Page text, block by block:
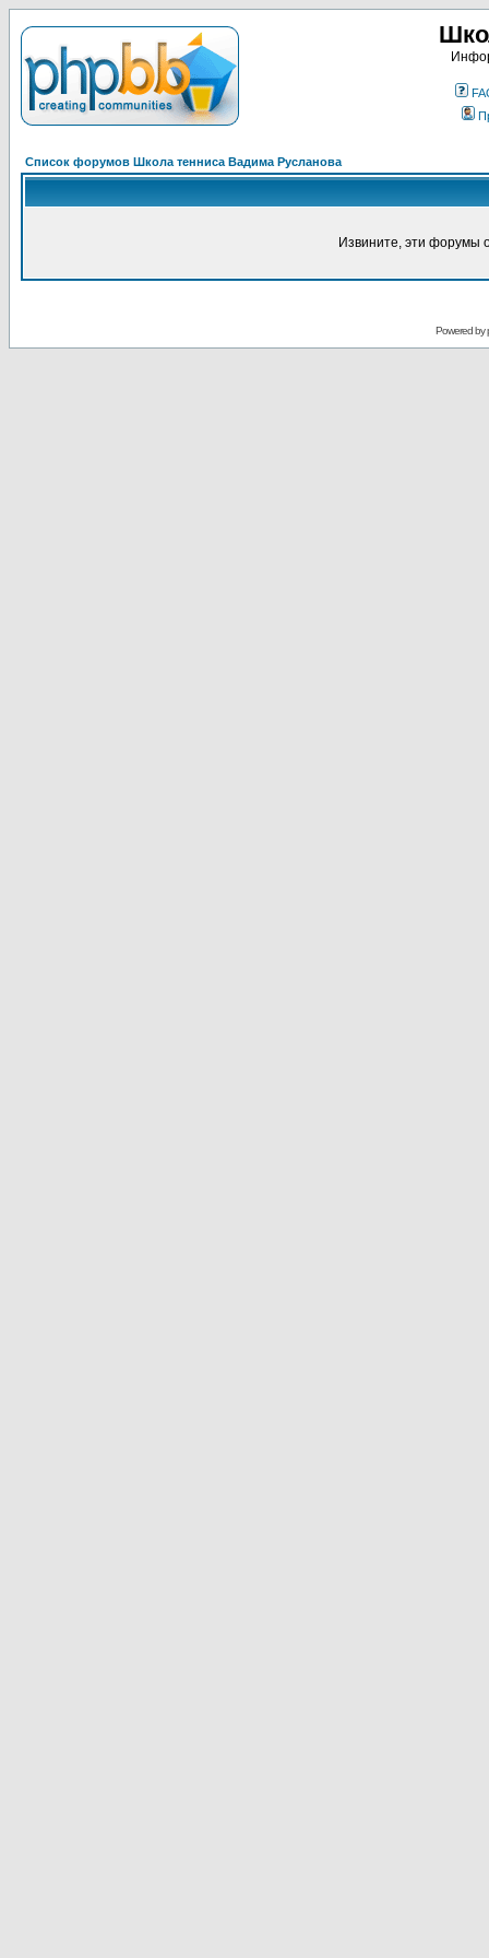
Список форумов Школа тенниса Вадима Русланова
Извините, эти форумы
Powered by